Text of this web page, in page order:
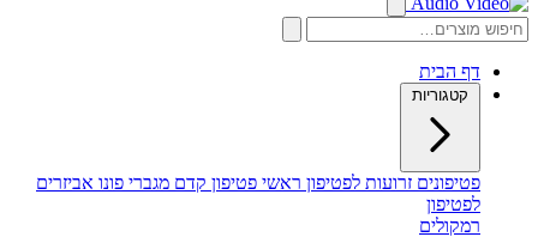
דף הבית
קטגוריות
פטיפונים זרועות לפטיפון ראשי פטיפון קדם מגברי פונו אביזרים
לפטיפון
רמקולים